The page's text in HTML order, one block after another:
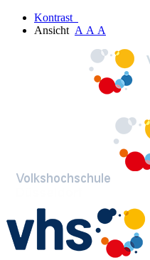
Kontrast
Ansicht A A A